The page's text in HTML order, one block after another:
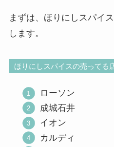
まずは、ほりにしスパイ
します。
ほりにしスパイスの売ってる
ローソン
成城石井
イオン
カルディ